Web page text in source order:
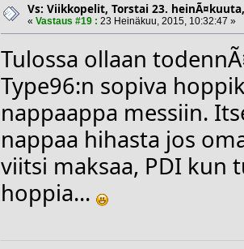
Vs: Viikkopelit, Torstai 23.
« Vastaus #19 : 23 Heinäkuu, 2015, 10:32:47 »
Tulossa ollaan
Type96:n sopiva
nappaappa messiin.
nappaa hihasta jos
viitsi maksaa, PDI kun
hoppia...